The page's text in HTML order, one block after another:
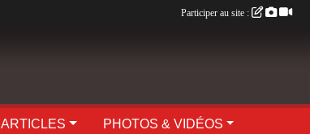
ARTICLES PHOTOS & VIDÉOS
Participer au site :